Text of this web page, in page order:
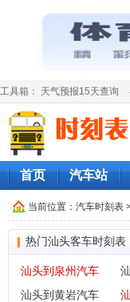
工具箱： 天气预报15天查询
首页 汽车站
当前位置： 汽车时刻表
热门汕头客车时刻表
汕头到泉州汽车
汕头到黄岩汽车